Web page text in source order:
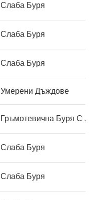
Слаба Буря
Слаба Буря
Слаба Буря
Умерени Дъждове
Гръмотевична Буря С
Слаба Буря
Слаба Буря